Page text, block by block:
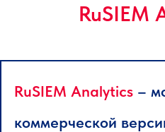
RuSIEM
RuSIEM Analytics –
коммерческой